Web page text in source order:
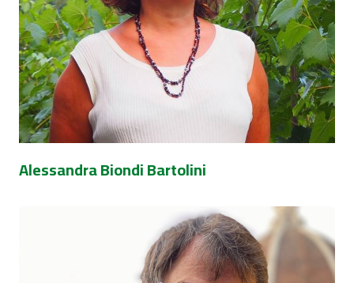
Alessandra Biondi Bartolini